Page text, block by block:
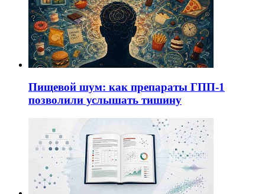
Пищевой шум: как препараты ГПП-1
позволили услышать тишину